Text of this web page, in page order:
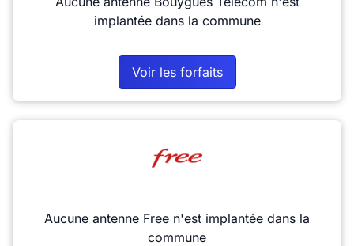
implantée dans la commune
Voir les forfaits
Aucune antenne Free n'est implantée dans la
commune